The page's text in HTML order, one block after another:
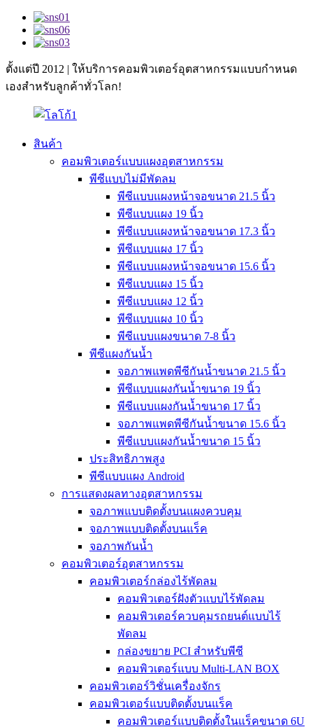
ตั้งแต่ปี 2012 | ให้บริการคอมพิวเตอร์อุตสาหกรรมแบบกำหนด
เองสำหรับลูกค้าทั่วโลก!
สินค้า
คอมพิวเตอร์แบบแผงอุตสาหกรรม
พีซีแบบไม่มีพัดลม
พีซีแบบแผงหน้าจอขนาด 21.5 นิ้ว
พีซีแบบแผง 19 นิ้ว
พีซีแบบแผงหน้าจอขนาด 17.3 นิ้ว
พีซีแบบแผง 17 นิ้ว
พีซีแบบแผงหน้าจอขนาด 15.6 นิ้ว
พีซีแบบแผง 15 นิ้ว
พีซีแบบแผง 12 นิ้ว
พีซีแบบแผง 10 นิ้ว
พีซีแบบแผงขนาด 7-8 นิ้ว
พีซีแผงกันน้ำ
จอภาพแพดพีซีกันน้ำขนาด 21.5 นิ้ว
พีซีแบบแผงกันน้ำขนาด 19 นิ้ว
พีซีแบบแผงกันน้ำขนาด 17 นิ้ว
จอภาพแพดพีซีกันน้ำขนาด 15.6 นิ้ว
พีซีแบบแผงกันน้ำขนาด 15 นิ้ว
ประสิทธิภาพสูง
พีซีแบบแผง Android
การแสดงผลทางอุตสาหกรรม
จอภาพแบบติดตั้งบนแผงควบคุม
จอภาพแบบติดตั้งบนแร็ค
จอภาพกันน้ำ
คอมพิวเตอร์อุตสาหกรรม
คอมพิวเตอร์กล่องไร้พัดลม
คอมพิวเตอร์ฝังตัวแบบไร้พัดลม
คอมพิวเตอร์ควบคุมรถยนต์แบบไร้
พัดลม
กล่องขยาย PCI สำหรับพีซี
คอมพิวเตอร์แบบ Multi-LAN BOX
คอมพิวเตอร์วิชั่นเครื่องจักร
คอมพิวเตอร์แบบติดตั้งบนแร็ค
คอมพิวเตอร์แบบติดตั้งในแร็คขนาด 6U